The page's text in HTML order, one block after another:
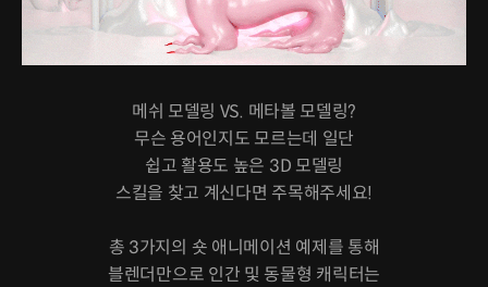
메쉬 모델링 VS. 메타볼 모델링?
무슨 용어인지도 모르는데 일단
쉽고 활용도 높은 3D 모델링
스킬을 찾고 계신다면 주목해주세요!
총 3가지의 숏 애니메이션 예제를 통해
블렌더만으로 인간 및 동물형 캐릭터는